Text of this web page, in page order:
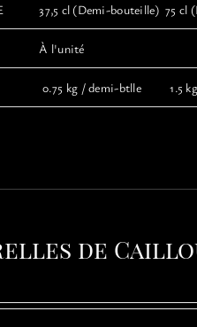
37,5 cl (Demi-bouteille) 75 cl
À l'unité
0.75 kg / demi-btlle 1.5
de